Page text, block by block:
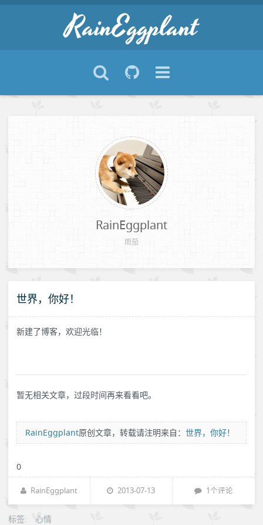
RainEggplant
雨茄
世界，你好！
新建了博客，欢迎光临！
暂无相关文章，过段时间再来看看吧。
RainEggplant原创文章，转载请注明来自： 世界，你好！
0
RainEggplant 2013-07-13 1个评论
标签:
心情